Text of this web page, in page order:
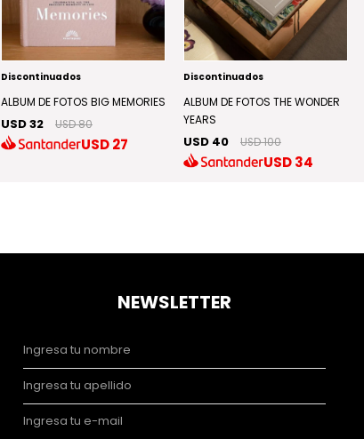
Discontinuados
ALBUM DE FOTOS BIG MEMORIES
USD 32 USD 80
USD27
Discontinuados
ALBUM DE FOTOS THE WONDER
YEARS
USD 40 USD 100
USD34
NEWSLETTER